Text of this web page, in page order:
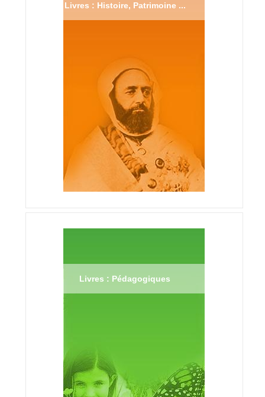
Livres : Histoire, Patrimoine ...
Livres : Pédagogiques